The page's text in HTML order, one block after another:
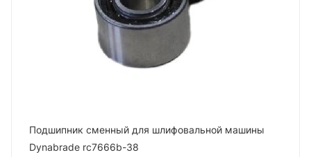
Подшипник сменный для шлифовальной машины
Dynabrade rc7666b-38